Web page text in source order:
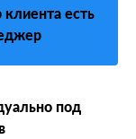
есть
под